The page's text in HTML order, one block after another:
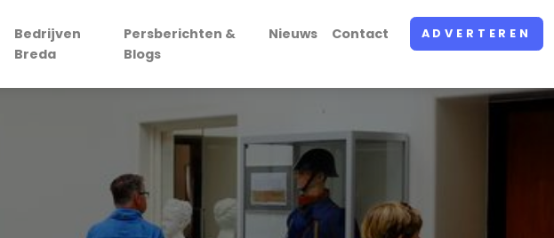
Bedrijven
Breda
Persberichten &
Blogs
Nieuws Contact ADVERTEREN